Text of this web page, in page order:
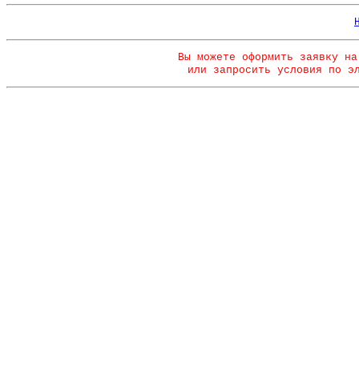
Вы можете оформить заявку
или запросить условия по